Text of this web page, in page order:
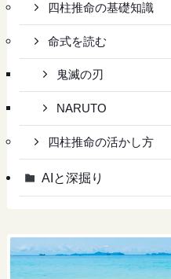
四柱推命の基礎知識
命式を読む
鬼滅の刃
NARUTO
四柱推命の活かし方
AIと深掘り